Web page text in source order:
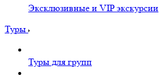
Эксклюзивные и VIP экскурсии
Туры
Туры для групп